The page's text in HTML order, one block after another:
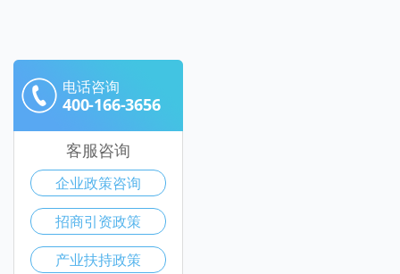
电话咨询
400-166-3656
客服咨询
企业政策咨询
招商引资政策
产业扶持政策